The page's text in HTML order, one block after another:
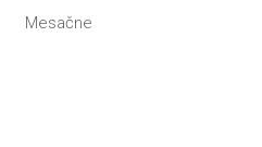
Mesačne